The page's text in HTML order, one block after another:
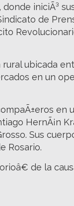
donde iniciÃ³
de
ubicada
en un
en
HernÃ¡n
Sus
Rosario.
de la